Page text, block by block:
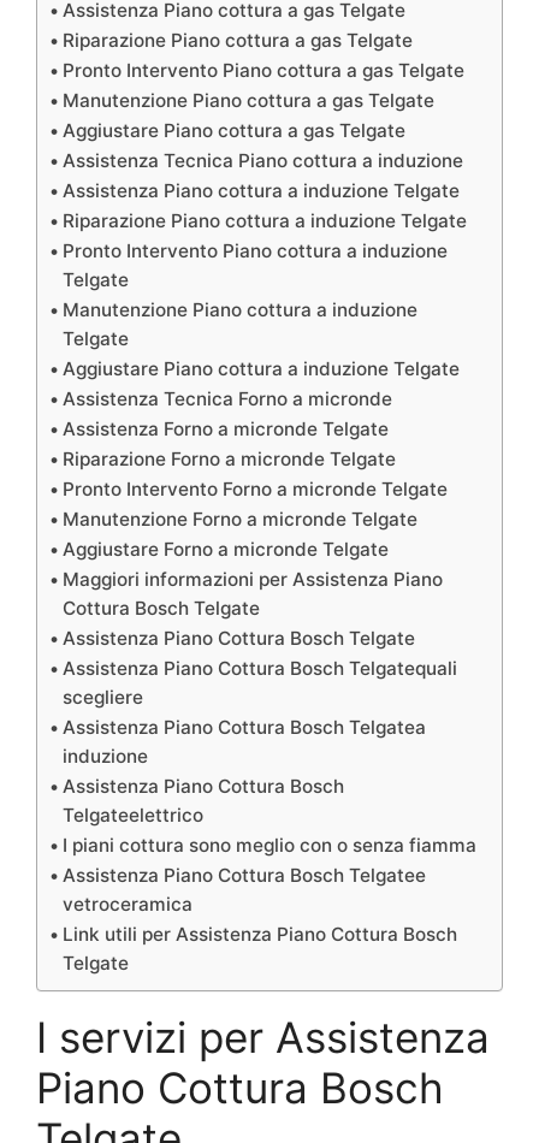
Assistenza Piano cottura a gas Telgate
Riparazione Piano cottura a gas Telgate
Pronto Intervento Piano cottura a gas Telgate
Manutenzione Piano cottura a gas Telgate
Aggiustare Piano cottura a gas Telgate
Assistenza Tecnica Piano cottura a induzione
Assistenza Piano cottura a induzione Telgate
Riparazione Piano cottura a induzione Telgate
Pronto Intervento Piano cottura a induzione
Telgate
Manutenzione Piano cottura a induzione
Telgate
Aggiustare Piano cottura a induzione Telgate
Assistenza Tecnica Forno a micronde
Assistenza Forno a micronde Telgate
Riparazione Forno a micronde Telgate
Pronto Intervento Forno a micronde Telgate
Manutenzione Forno a micronde Telgate
Aggiustare Forno a micronde Telgate
Maggiori informazioni per Assistenza Piano
Cottura Bosch Telgate
Assistenza Piano Cottura Bosch Telgate
Assistenza Piano Cottura Bosch Telgatequali
scegliere
Assistenza Piano Cottura Bosch Telgatea
induzione
Assistenza Piano Cottura Bosch
Telgateelettrico
I piani cottura sono meglio con o senza fiamma
Assistenza Piano Cottura Bosch Telgatee
vetroceramica
Link utili per Assistenza Piano Cottura Bosch
Telgate
I servizi per Assistenza
Piano Cottura Bosch